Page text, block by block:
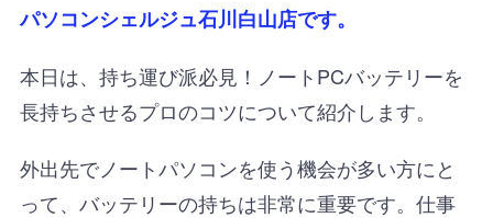
パソコンシェルジュ石川白山店です。
本日は、持ち運び派必見！ノートPCバッテリーを
長持ちさせるプロのコツについて紹介します。
外出先でノートパソコンを使う機会が多い方にと
って、バッテリーの持ちは非常に重要です。仕事